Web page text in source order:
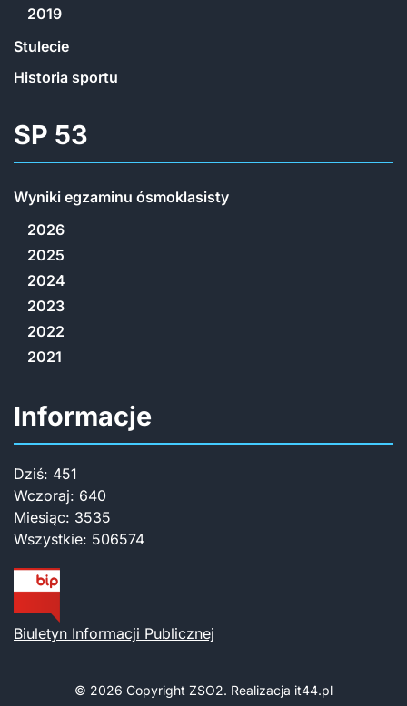
2019
Stulecie
Historia sportu
SP 53
Wyniki egzaminu ósmoklasisty
2026
2025
2024
2023
2022
2021
Informacje
Dziś: 451
Wczoraj: 640
Miesiąc: 3535
Wszystkie: 506574
Biuletyn Informacji Publicznej
© 2026 Copyright ZSO2. Realizacja it44.pl